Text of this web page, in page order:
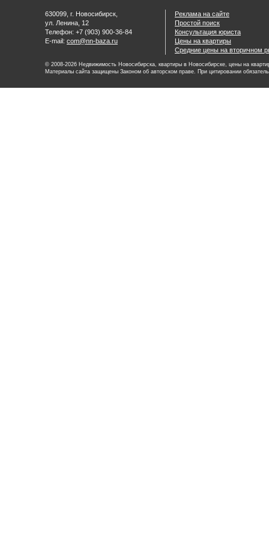
630099, г. Новосибирск,
ул. Ленина, 12
Телефон: +7 (903) 900-36-84
E-mail: com@nn-baza.ru
Реклама на сайте
Простой поиск
Консультация юриста
Цены на квартиры
Средние цены на вторичном
© 2008-2026 Недвижимость Новосибирска, квартиры в Новосибирске, цены на
Материалы сайта защищены Законом об авторском праве. При цитировании